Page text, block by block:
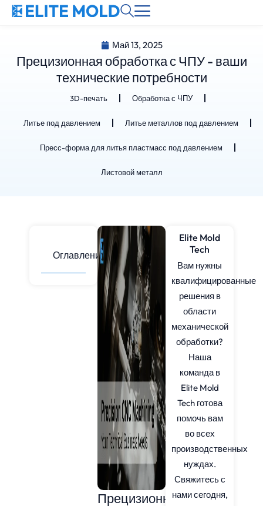
Май 13, 2025
Прецизионная обработка с ЧПУ - ваши
технические потребности
3D-печать Обработка с ЧПУ
Литье под давлением Литье металлов под давлением
Пресс-форма для литья пластмасс под давлением
Листовой металл
Оглавление
Прецизионная
Elite Mold
Tech
Вам нужны
квалифицированные
решения в
области
механической
обработки?
Наша
команда в
Elite Mold
Tech готова
помочь вам
во всех
производственных
нуждах.
Свяжитесь с
нами сегодня,